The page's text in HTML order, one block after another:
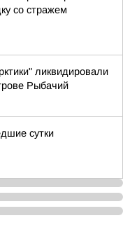
со стражем
ликвидировали
Рыбачий
сутки